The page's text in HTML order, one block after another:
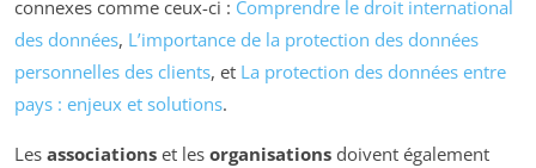
connexes comme ceux-ci : Comprendre le droit international
des données, L’importance de la protection des données
personnelles des clients, et La protection des données entre
pays : enjeux et solutions.
Les associations et les organisations doivent également